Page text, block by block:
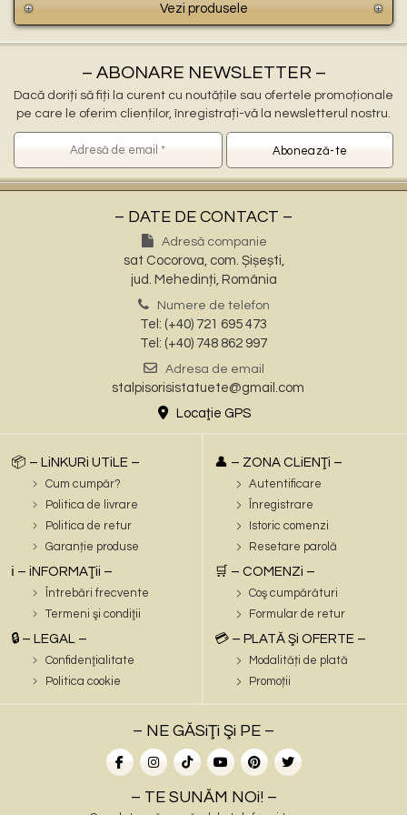
Vezi produsele
– ABONARE NEWSLETTER –
Dacă doriți să fiți la curent cu noutățile sau ofertele promoționale
pe care le oferim clienților, înregistrați-vă la newsletterul nostru.
– DATE DE CONTACT –
Adresă companie
sat Cocorova, com. Șișești,
jud. Mehedinți, România
Numere de telefon
Tel: (+40) 721 695 473
Tel: (+40) 748 862 997
Adresa de email
stalpisorisistatuete@gmail.com
Locaţie GPS
📦 – LiNKURi UTiLE –
Cum cumpăr?
Politica de livrare
Politica de retur
Garanție produse
ℹ️ – iNFORMAŢii –
Întrebări frecvente
Termeni şi condiţii
🔒 – LEGAL –
Confidenţialitate
Politica cookie
👤 – ZONA CLiENŢi –
Autentificare
Înregistrare
Istoric comenzi
Resetare parolă
🛒 – COMENZi –
Coş cumpărături
Formular de retur
💳 – PLATĂ Şi OFERTE –
Modalități de plată
Promoții
– NE GĂSiŢi Şi PE –
– TE SUNĂM NOi! –